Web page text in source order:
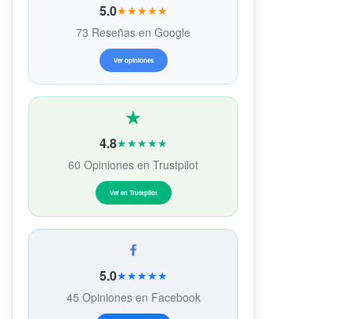
5.0★★★★★
73 Reseñas en Google
Ver opiniones
4.8★★★★★
60 Opiniones en Trustpilot
Ver en Trustpilot
5.0★★★★★
45 Opiniones en Facebook